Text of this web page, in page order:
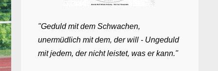
"Geduld mit dem Schwachen,
unermüdlich mit dem, der will - Ungeduld
mit jedem, der nicht leistet, was er kann."